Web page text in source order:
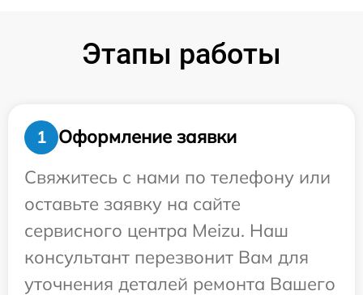
Этапы работы
1
Оформление заявки
Свяжитесь с нами по телефону или
оставьте заявку на сайте
сервисного центра Meizu. Наш
консультант перезвонит Вам для
уточнения деталей ремонта Вашего